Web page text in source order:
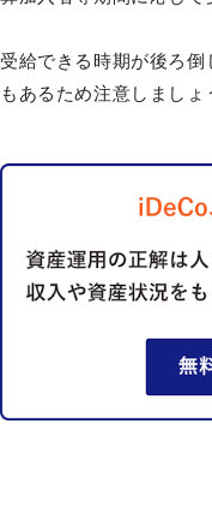
受給できる時期が後ろ
もあるため注意しましょ